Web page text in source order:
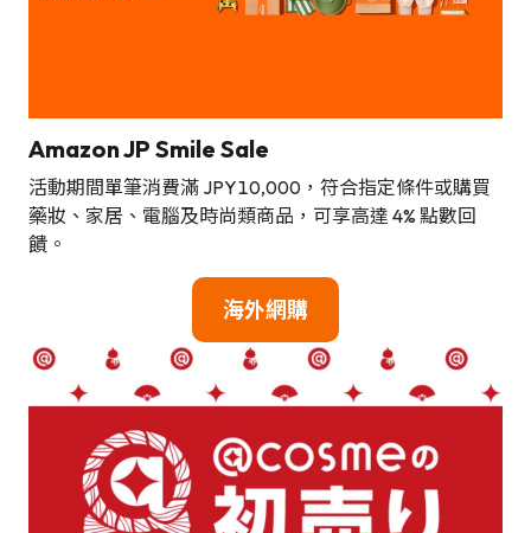
Amazon JP Smile Sale
活動期間單筆消費滿 JPY10,000，符合指定條件或購買
藥妝、家居、電腦及時尚類商品，可享高達 4% 點數回
饋。
海外網購